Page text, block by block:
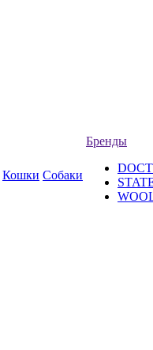
Кошки Собаки
Бренды